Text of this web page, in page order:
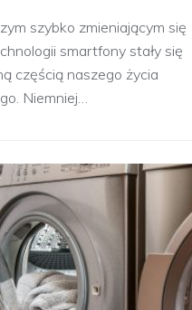
szybko zmieniającym się
smartfony stały się
częścią naszego życia
Niemniej…